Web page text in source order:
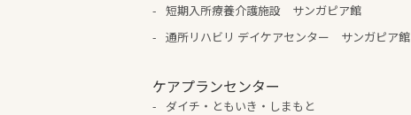
短期入所療養介護施設 サンガピア館
通所リハビリ デイケアセンター サンガピア館
ケアプランセンター
ダイチ・ともいき・しまもと